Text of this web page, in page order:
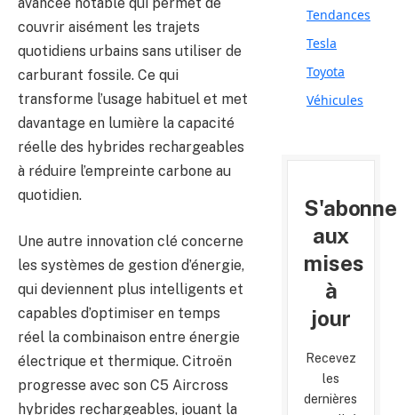
couvrir aisément les trajets
quotidiens urbains sans utiliser de
carburant fossile. Ce qui
transforme l’usage habituel et met
davantage en lumière la capacité
réelle des hybrides rechargeables
à réduire l’empreinte carbone au
quotidien.
Une autre innovation clé concerne
les systèmes de gestion d’énergie,
qui deviennent plus intelligents et
capables d’optimiser en temps
réel la combinaison entre énergie
électrique et thermique. Citroën
progresse avec son C5 Aircross
hybrides rechargeables, jouant la
Tendances
Tesla
Toyota
Véhicules
aux
mises
à
jour
Recevez
les
dernières